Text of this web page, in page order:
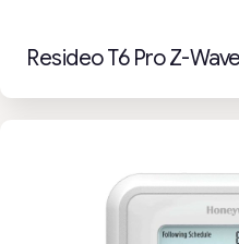
Resideo T6 Pro Z-